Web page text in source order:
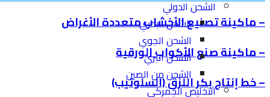
الشحن الدولي
الشحن البحري
الشحن الجوي
الشحن البري
الشحن من الصين
التخليص الجمركي
– ماكينة تصنيع الأخشاب متعددة الأغراض
– ماكينة صنع الأكواب الورقية
– خط إنتاج بكر اللزق (السلوتيب)